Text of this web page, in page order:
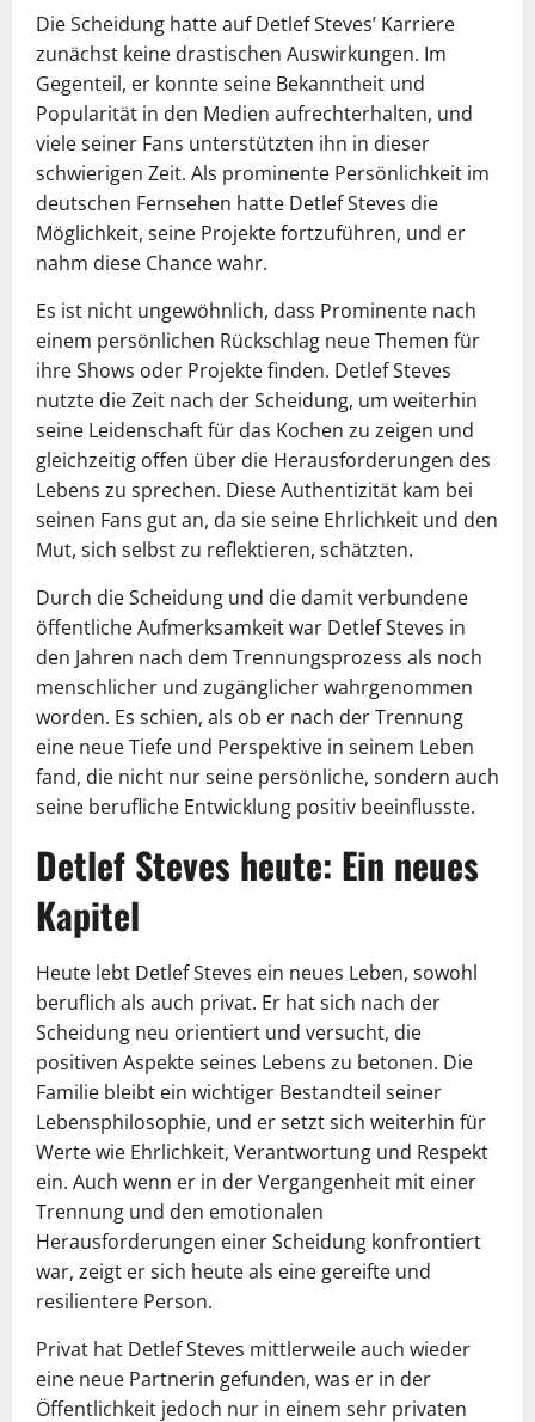
Die Scheidung hatte auf Detlef Steves’ Karriere
zunächst keine drastischen Auswirkungen. Im
Gegenteil, er konnte seine Bekanntheit und
Popularität in den Medien aufrechterhalten, und
viele seiner Fans unterstützten ihn in dieser
schwierigen Zeit. Als prominente Persönlichkeit im
deutschen Fernsehen hatte Detlef Steves die
Möglichkeit, seine Projekte fortzuführen, und er
nahm diese Chance wahr.
Es ist nicht ungewöhnlich, dass Prominente nach
einem persönlichen Rückschlag neue Themen für
ihre Shows oder Projekte finden. Detlef Steves
nutzte die Zeit nach der Scheidung, um weiterhin
seine Leidenschaft für das Kochen zu zeigen und
gleichzeitig offen über die Herausforderungen des
Lebens zu sprechen. Diese Authentizität kam bei
seinen Fans gut an, da sie seine Ehrlichkeit und den
Mut, sich selbst zu reflektieren, schätzten.
Durch die Scheidung und die damit verbundene
öffentliche Aufmerksamkeit war Detlef Steves in
den Jahren nach dem Trennungsprozess als noch
menschlicher und zugänglicher wahrgenommen
worden. Es schien, als ob er nach der Trennung
eine neue Tiefe und Perspektive in seinem Leben
fand, die nicht nur seine persönliche, sondern auch
seine berufliche Entwicklung positiv beeinflusste.
Detlef Steves heute: Ein neues
Kapitel
Heute lebt Detlef Steves ein neues Leben, sowohl
beruflich als auch privat. Er hat sich nach der
Scheidung neu orientiert und versucht, die
positiven Aspekte seines Lebens zu betonen. Die
Familie bleibt ein wichtiger Bestandteil seiner
Lebensphilosophie, und er setzt sich weiterhin für
Werte wie Ehrlichkeit, Verantwortung und Respekt
ein. Auch wenn er in der Vergangenheit mit einer
Trennung und den emotionalen
Herausforderungen einer Scheidung konfrontiert
war, zeigt er sich heute als eine gereifte und
resilientere Person.
Privat hat Detlef Steves mittlerweile auch wieder
eine neue Partnerin gefunden, was er in der
Öffentlichkeit jedoch nur in einem sehr privaten